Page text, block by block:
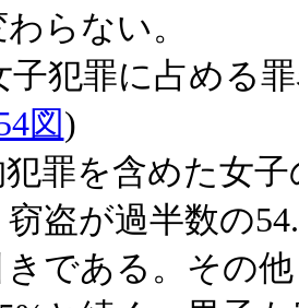
らない。
犯罪に占める罪
図)
罪を含めた女子
窃盗が過半数の
である。その